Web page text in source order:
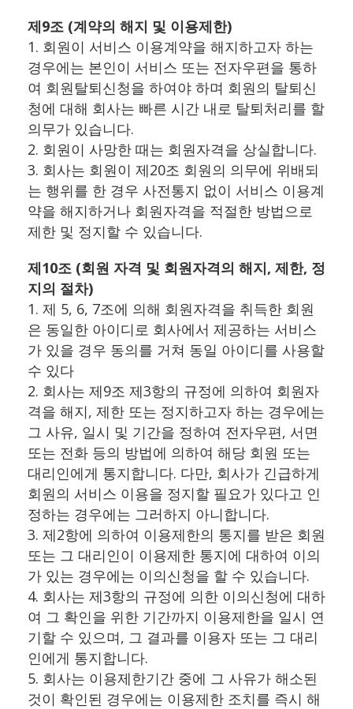
제9조 (계약의 해지 및 이용제한)
1. 회원이 서비스 이용계약을 해지하고자 하는
경우에는 본인이 서비스 또는 전자우편을 통하
여 회원탈퇴신청을 하여야 하며 회원의 탈퇴신
청에 대해 회사는 빠른 시간 내로 탈퇴처리를 할
의무가 있습니다.
2. 회원이 사망한 때는 회원자격을 상실합니다.
3. 회사는 회원이 제20조 회원의 의무에 위배되
는 행위를 한 경우 사전통지 없이 서비스 이용계
약을 해지하거나 회원자격을 적절한 방법으로
제한 및 정지할 수 있습니다.
제10조 (회원 자격 및 회원자격의 해지, 제한, 정
지의 절차)
1. 제 5, 6, 7조에 의해 회원자격을 취득한 회원
은 동일한 아이디로 회사에서 제공하는 서비스
가 있을 경우 동의를 거쳐 동일 아이디를 사용할
수 있다
2. 회사는 제9조 제3항의 규정에 의하여 회원자
격을 해지, 제한 또는 정지하고자 하는 경우에는
그 사유, 일시 및 기간을 정하여 전자우편, 서면
또는 전화 등의 방법에 의하여 해당 회원 또는
대리인에게 통지합니다. 다만, 회사가 긴급하게
회원의 서비스 이용을 정지할 필요가 있다고 인
정하는 경우에는 그러하지 아니합니다.
3. 제2항에 의하여 이용제한의 통지를 받은 회원
또는 그 대리인이 이용제한 통지에 대하여 이의
가 있는 경우에는 이의신청을 할 수 있습니다.
4. 회사는 제3항의 규정에 의한 이의신청에 대하
여 그 확인을 위한 기간까지 이용제한을 일시 연
기할 수 있으며, 그 결과를 이용자 또는 그 대리
인에게 통지합니다.
5. 회사는 이용제한기간 중에 그 사유가 해소된
것이 확인된 경우에는 이용제한 조치를 즉시 해